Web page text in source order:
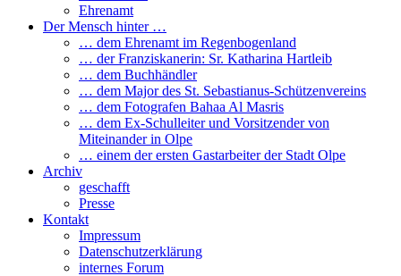
Ehrenamt
Der Mensch hinter …
… dem Ehrenamt im Regenbogenland
… der Franziskanerin: Sr. Katharina Hartleib
… dem Buchhändler
… dem Major des St. Sebastianus-Schützenvereins
… dem Fotografen Bahaa Al Masris
… dem Ex-Schulleiter und Vorsitzender von
Miteinander in Olpe
… einem der ersten Gastarbeiter der Stadt Olpe
Archiv
geschafft
Presse
Kontakt
Impressum
Datenschutzerklärung
internes Forum